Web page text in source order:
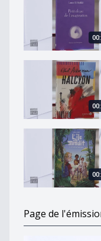
Halcyon
L&#039;île de
Page de